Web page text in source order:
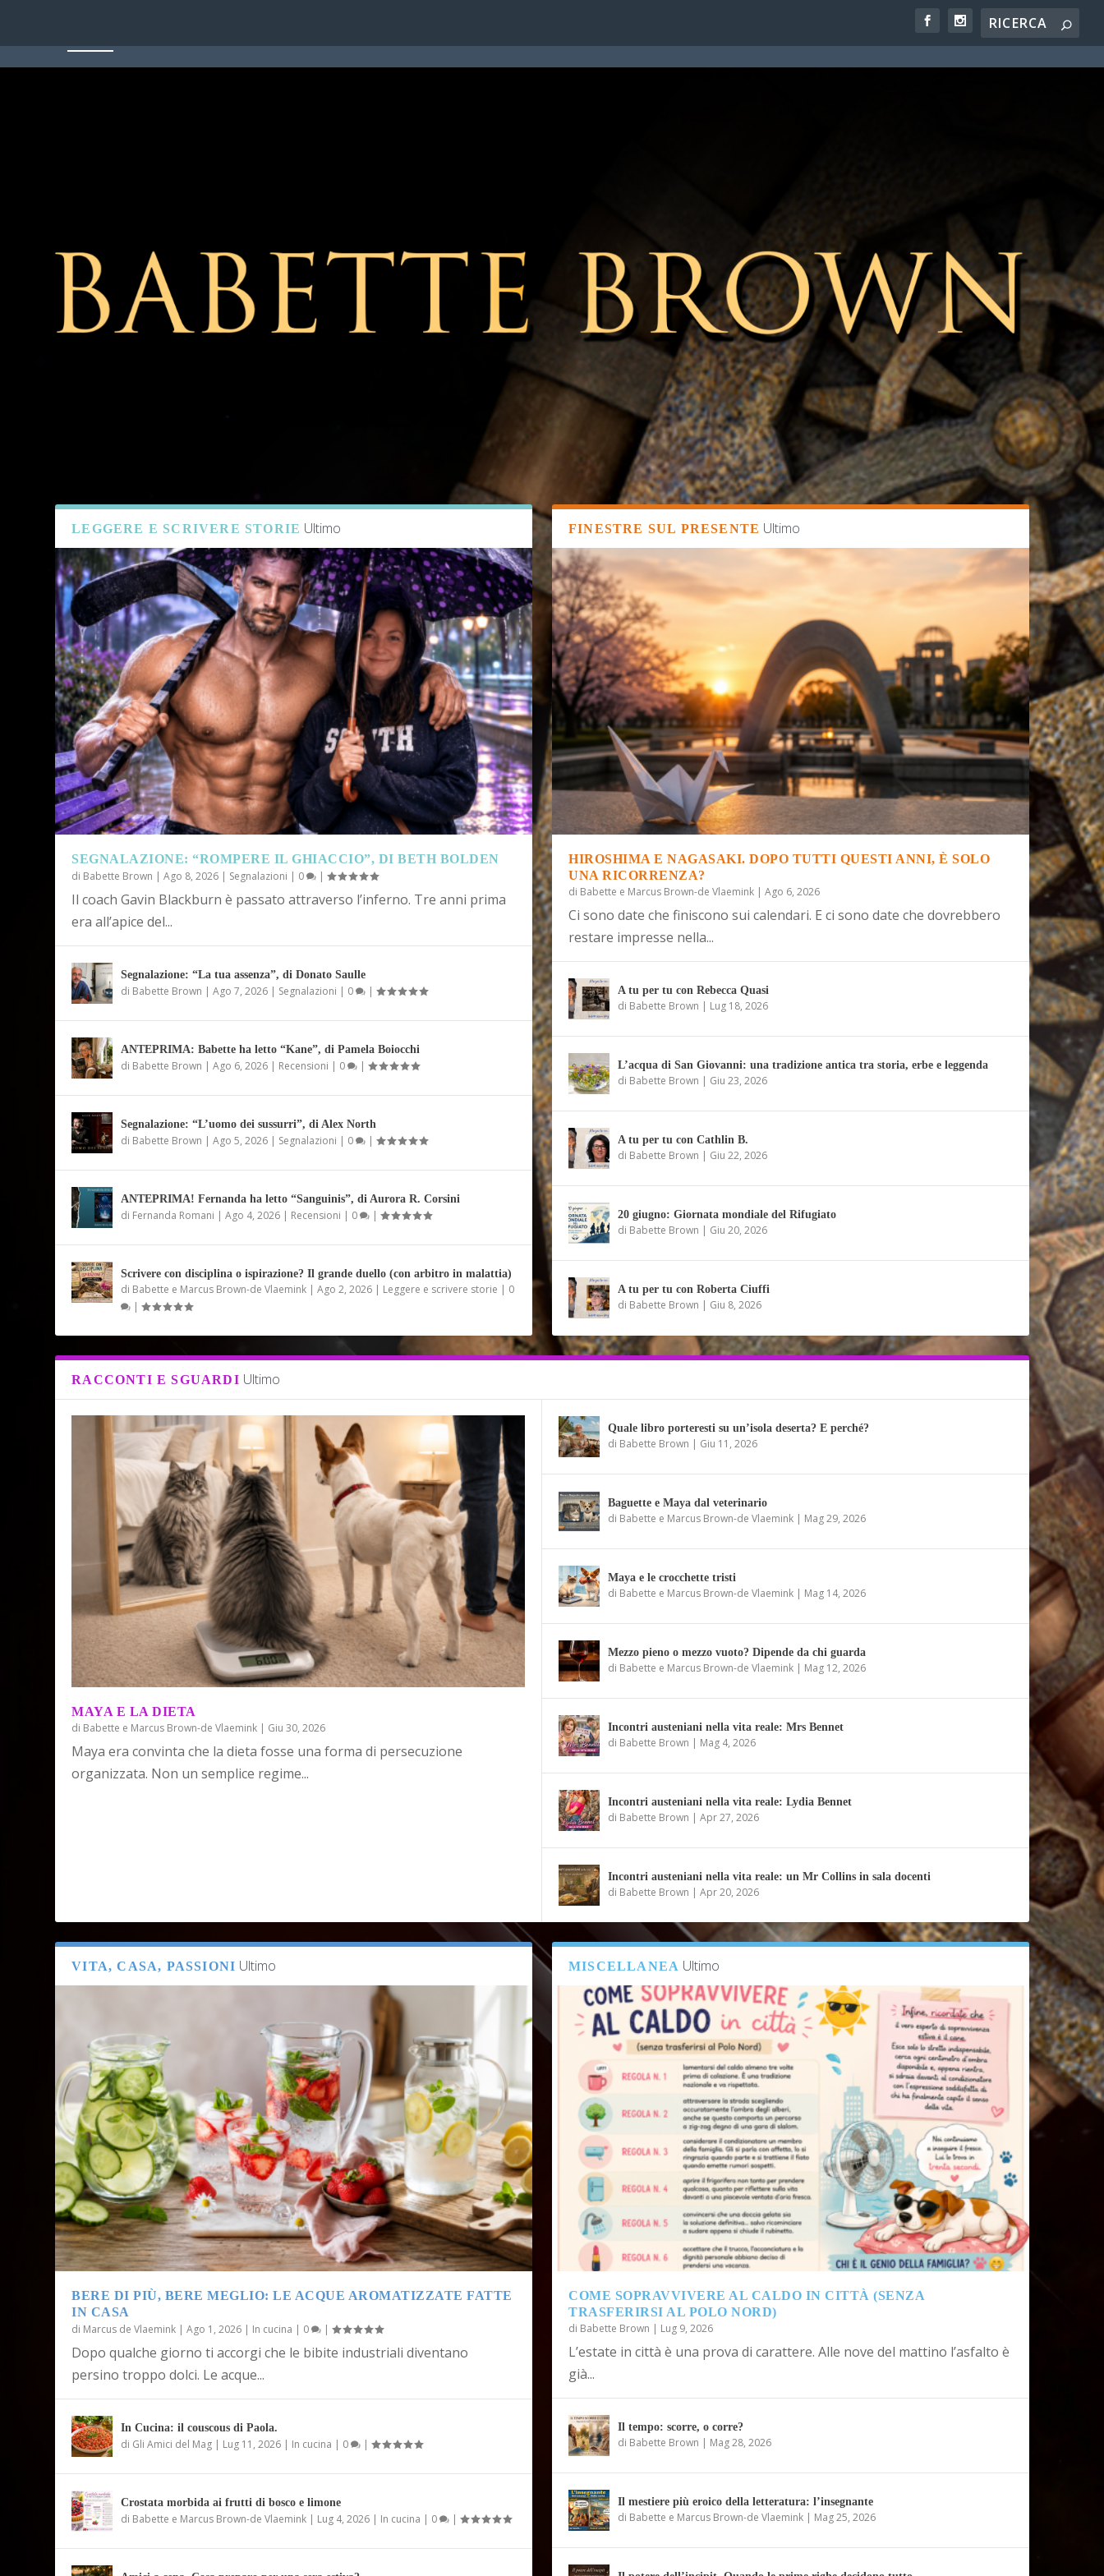
LEGGERE E SCRIVERE STORIE Ultimo
SEGNALAZIONE: “ROMPERE IL GHIACCIO”, DI BETH BOLDEN
di Babette Brown |Ago 8, 2026 | Segnalazioni | 0 |
Il coach Gavin Blackburn è passato attraverso l’inferno. Tre anni prima
era all’apice del...
Segnalazione: “La tua assenza”, di Donato Saulle
di Babette Brown |Ago 7, 2026 | Segnalazioni | 0 |
ANTEPRIMA: Babette ha letto “Kane”, di Pamela Boiocchi
di Babette Brown |Ago 6, 2026 | Recensioni | 0 |
Segnalazione: “L’uomo dei sussurri”, di Alex North
di Babette Brown |Ago 5, 2026 | Segnalazioni | 0 |
ANTEPRIMA! Fernanda ha letto “Sanguinis”, di Aurora R. Corsini
di Fernanda Romani |Ago 4, 2026 | Recensioni | 0 |
Scrivere con disciplina o ispirazione? Il grande duello (con arbitro in malattia)
di Babette e Marcus Brown-de Vlaemink |Ago 2, 2026 | Leggere e scrivere storie | 0
|
FINESTRE SUL PRESENTE Ultimo
HIROSHIMA E NAGASAKI. DOPO TUTTI QUESTI ANNI, È SOLO
UNA RICORRENZA?
di Babette e Marcus Brown-de Vlaemink | Ago 6, 2026
Ci sono date che finiscono sui calendari. E ci sono date che dovrebbero
restare impresse nella...
A tu per tu con Rebecca Quasi
di Babette Brown | Lug 18, 2026
L’acqua di San Giovanni: una tradizione antica tra storia, erbe e leggenda
di Babette Brown | Giu 23, 2026
A tu per tu con Cathlin B.
di Babette Brown | Giu 22, 2026
20 giugno: Giornata mondiale del Rifugiato
di Babette Brown | Giu 20, 2026
A tu per tu con Roberta Ciuffi
di Babette Brown | Giu 8, 2026
RACCONTI E SGUARDI Ultimo
MAYA E LA DIETA
di Babette e Marcus Brown-de Vlaemink | Giu 30, 2026
Maya era convinta che la dieta fosse una forma di persecuzione
organizzata. Non un semplice regime...
Quale libro porteresti su un’isola deserta? E perché?
di Babette Brown | Giu 11, 2026
Baguette e Maya dal veterinario
di Babette e Marcus Brown-de Vlaemink | Mag 29, 2026
Maya e le crocchette tristi
di Babette e Marcus Brown-de Vlaemink | Mag 14, 2026
Mezzo pieno o mezzo vuoto? Dipende da chi guarda
di Babette e Marcus Brown-de Vlaemink | Mag 12, 2026
Incontri austeniani nella vita reale: Mrs Bennet
di Babette Brown | Mag 4, 2026
Incontri austeniani nella vita reale: Lydia Bennet
di Babette Brown | Apr 27, 2026
Incontri austeniani nella vita reale: un Mr Collins in sala docenti
di Babette Brown | Apr 20, 2026
VITA, CASA, PASSIONI Ultimo
BERE DI PIÙ, BERE MEGLIO: LE ACQUE AROMATIZZATE FATTE
IN CASA
di Marcus de Vlaemink |Ago 1, 2026 | In cucina | 0 |
Dopo qualche giorno ti accorgi che le bibite industriali diventano
persino troppo dolci. Le acque...
In Cucina: il couscous di Paola.
di Gli Amici del Mag | Lug 11, 2026 | In cucina | 0 |
Crostata morbida ai frutti di bosco e limone
di Babette e Marcus Brown-de Vlaemink | Lug 4, 2026 | In cucina | 0 |
MISCELLANEA Ultimo
COME SOPRAVVIVERE AL CALDO IN CITTÀ (SENZA
TRASFERIRSI AL POLO NORD)
di Babette Brown | Lug 9, 2026
L’estate in città è una prova di carattere. Alle nove del mattino l’asfalto è
già...
Il tempo: scorre, o corre?
di Babette Brown | Mag 28, 2026
Il mestiere più eroico della letteratura: l’insegnante
di Babette e Marcus Brown-de Vlaemink | Mag 25, 2026